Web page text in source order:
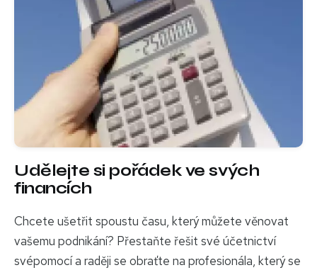
Udělejte si pořádek ve svých
financích
Chcete ušetřit spoustu času, který můžete věnovat
vašemu podnikání? Přestaňte řešit své účetnictví
svépomocí a raději se obraťte na profesionála, který se